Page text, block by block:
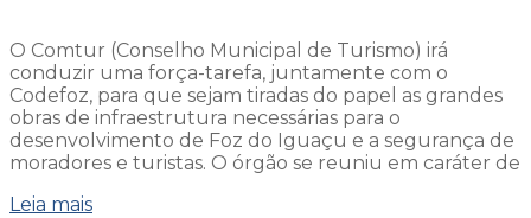
O Comtur (Conselho Municipal de Turismo) irá
conduzir uma força-tarefa, juntamente com o
Codefoz, para que sejam tiradas do papel as grandes
obras de infraestrutura necessárias para o
desenvolvimento de Foz do Iguaçu e a segurança de
moradores e turistas. O órgão se reuniu em caráter de
Leia mais